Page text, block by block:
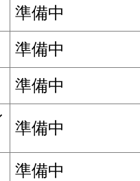
準備中
準備中
準備中
準備中
準備中